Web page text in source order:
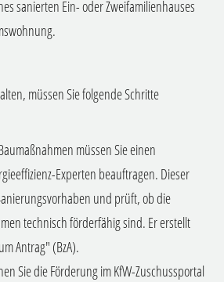
sanierten Ein- oder Zweifamilienhauses
müssen Sie folgende Schritte
müssen Sie einen
Experten beauftragen. Dieser
und prüft, ob die
technisch förderfähig sind. Er erstellt
Antrag" (BzA).
Sie die Förderung im KfW-Zuschussportal